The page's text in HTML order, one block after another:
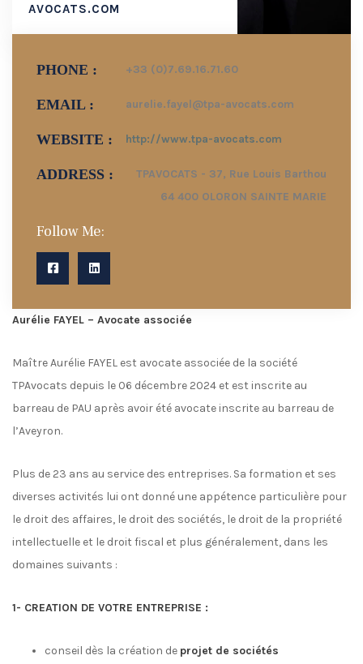
AVOCATS.COM
PHONE : +33 (0)7.69.16.71.60
EMAIL : aurelie.fayel@tpa-avocats.com
WEBSITE : http://www.tpa-avocats.com
ADDRESS :
TPAVOCATS - 37, Rue Louis Barthou
64 400 OLORON SAINTE MARIE
Follow Me:
Aurélie FAYEL – Avocate associée
Maître Aurélie FAYEL est avocate associée de la société
TPAvocats depuis le 06 décembre 2024 et est inscrite au
barreau de PAU après avoir été avocate inscrite au barreau de
l’Aveyron.
Plus de 23 ans au service des entreprises. Sa formation et ses
diverses activités lui ont donné une appétence particulière pour
le droit des affaires, le droit des sociétés, le droit de la propriété
intellectuelle et le droit fiscal et plus généralement, dans les
domaines suivants :
1- CREATION DE VOTRE ENTREPRISE :
conseil dès la création de projet de sociétés